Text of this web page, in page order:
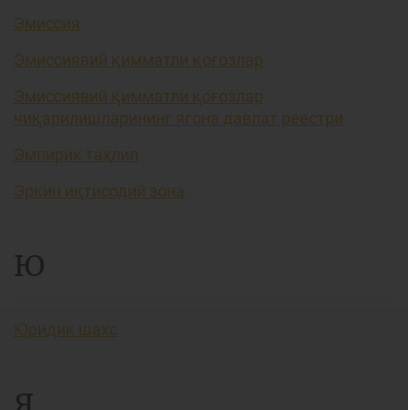
Эмиссия
Эмиссиявий қимматли қоғозлар
Эмиссиявий қимматли қоғозлар
чиқарилишларининг ягона давлат реестри
Эмпирик таҳлил
Эркин иқтисодий зона
Ю
Юридик шахс